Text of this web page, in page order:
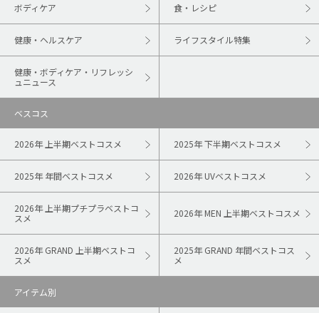
ボディケア 食・レシピ
健康・ヘルスケア ライフスタイル特集
健康・ボディケア・リフレッシ
ュニュース
ベスコス
2026年 上半期ベストコスメ 2025年 下半期ベストコスメ
2025年 年間ベストコスメ 2026年 UVベストコスメ
2026年 上半期プチプラベストコ
スメ
2026年 MEN 上半期ベストコスメ
2026年 GRAND 上半期ベストコ
スメ
2025年 GRAND 年間ベストコス
メ
アイテム別